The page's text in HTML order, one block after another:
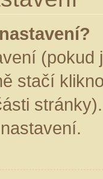
(pokud
stačí